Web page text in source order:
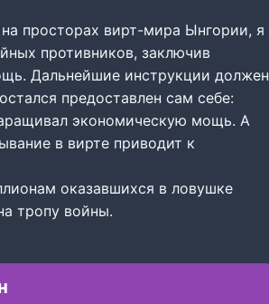
просторах вирт-мира Ынгории, я
противников, заключив
Дальнейшие инструкции должен
предоставлен сам себе:
экономическую мощь. А
в вирте приводит к
оказавшихся в ловушке
тропу войны.